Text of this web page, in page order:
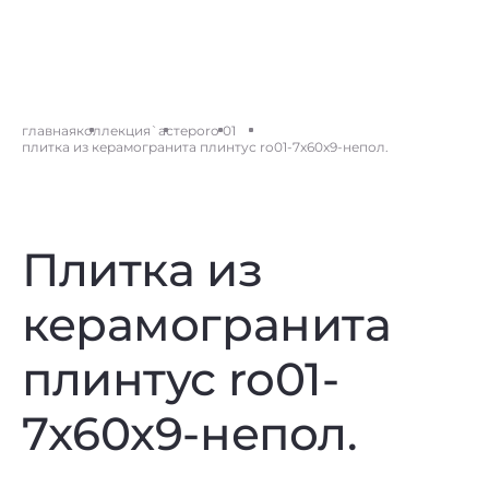
главнаяколлекция `астероro 01
плитка из керамогранита плинтус ro01-7x60x9-непол.
Плитка из
керамогранита
плинтус ro01-
7x60x9-непол.